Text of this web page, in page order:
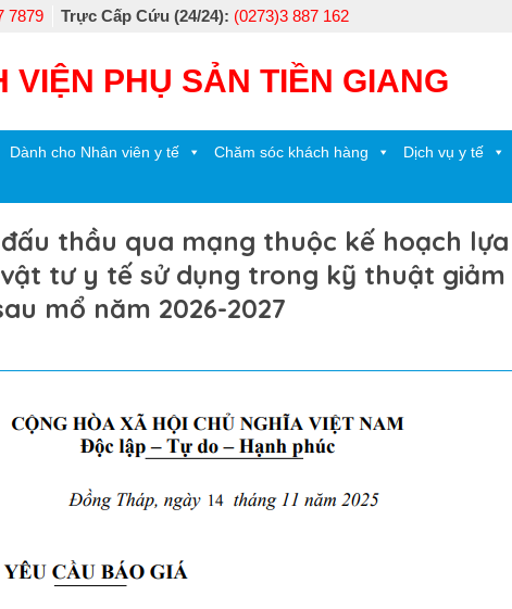
7879 Trực Cấp Cứu (24/24): (0273)3 887 162
VIỆN PHỤ SẢN TIỀN GIANG
Dành cho Nhân viên y tế Chăm sóc khách hàng Dịch vụ y tế
thầu qua mạng thuộc kế hoạch lựa
tư y tế sử dụng trong kỹ thuật giảm
mổ năm 2026-2027